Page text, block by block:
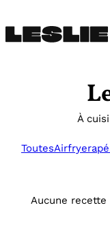
au
contenu
À
ToutesAirfryer
Aucune recette